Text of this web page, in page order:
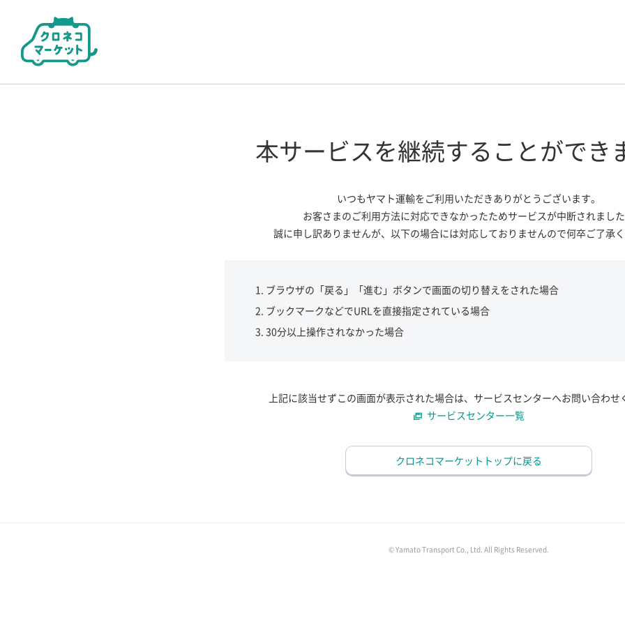
本サービスを継続する ことができ
いつもヤマト運輸をご利用いただきありがとうございます。
お客さまのご利用方法に対応できなかったためサービスが中断されました
誠に申し訳ありませんが、 以下の場合には対応しておりませんので何卒ご了承く
ブラウザの「戻る」「進む」ボタンで画面の切り替えをされた場合
ブックマークなどでURLを直接指定されている場合
30分以上操作されなかった場合
上記に該当せずこの画面が表示された場合は、サービスセンターへお問い合わせ
サービスセンター一覧
クロネコマーケットトップに戻る
© Yamato Transport Co., Ltd. All Rights Reserved.